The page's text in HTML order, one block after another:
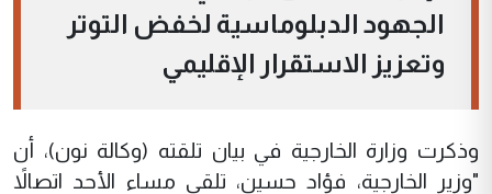
الجهود الدبلوماسية لخفض التوتر
وتعزيز الاستقرار الإقليمي
وذكرت وزارة الخارجية في بيان تلقته (وكالة نون)، أن
"وزير الخارجية، فؤاد حسين، تلقى مساء الأحد اتصالاً